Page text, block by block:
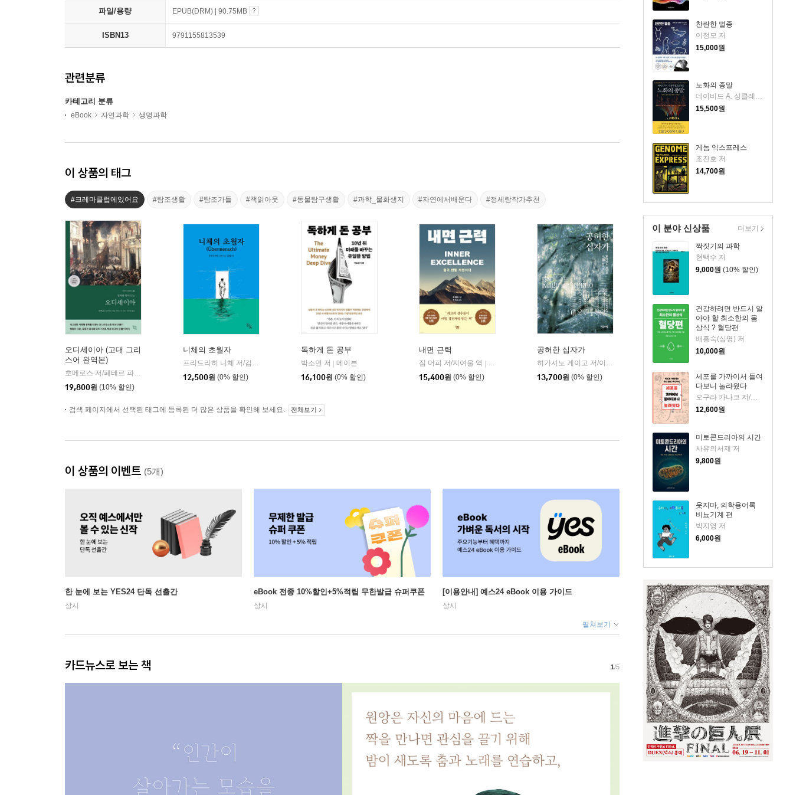
찬란한 멸종
이정모 저
15,000원
노화의 종말
15,500원
게놈 익스프레스
조진호 저
14,700원
이 분야 신상품
짝짓기의 과학
현택수 저
9,000원 (10% 할인)
건강하려면 반드시 알
아야 할 최소한의 몸
상식 ? 혈당편
배홍숙(심영) 저
10,000원
세포를 가까이서 들여
다보니 놀라웠다
12,600원
미토콘드리아의 시간
사유의서재 저
9,800원
웃지마, 의학용어록
비뇨기계 편
박지영 저
6,000원
더보기
파일/용량 EPUB(DRM) | 90.75MB
ISBN13 9791155813539
관련분류
카테고리 분류
eBook 자연과학 생명과학
이 상품의 태그
#크레마클럽에있어요 #탐조생활 #탐조가들 #책읽아웃 #동물탐구생활 #과학_물화생지 #자연에서배운다 #정세랑작가추천
오디세이아 (고대 그리
스어 완역본)
| 현대지성
19,800원 (10% 할인)
니체의 초월자
12,500원 (0% 할인)
독하게 돈 공부
박소연 저 | 메이븐
16,100원 (0% 할인)
내면 근력
짐 머피 저/지여울 역 |
15,400원 (0% 할인)
공허한 십자가
자음과모음
13,700원 (0% 할인)
검색 페이지에서 선택된 태그에 등록된 더 많은 상품을 확인해 보세요. 전체보기
이 상품의 이벤트 (5개)
한 눈에 보는 YES24 단독 선출간
상시
eBook 전종 10%할인+5%적립 무한발급 슈퍼쿠폰
상시
[이용안내] 예스24 eBook 이용 가이드
상시
펼쳐보기
카드뉴스로 보는 책 1/5